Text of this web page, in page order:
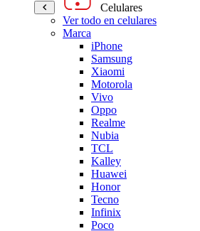
Celulares
Ver todo en celulares
Marca
iPhone
Samsung
Xiaomi
Motorola
Vivo
Oppo
Realme
Nubia
TCL
Kalley
Huawei
Honor
Tecno
Infinix
Poco